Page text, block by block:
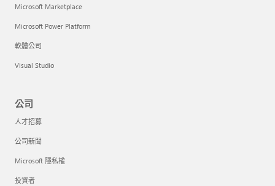
Microsoft Marketplace
Microsoft Power Platform
軟體公司
Visual Studio
公司
人才招募
公司新聞
Microsoft 隱私權
投資者